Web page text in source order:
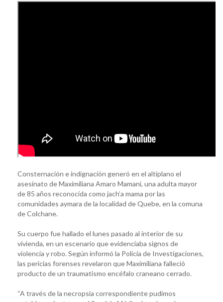
Consternación e indignación generó en el altiplano el
asesinato de Maximiliana Amaro Mamani, una adulta mayor
de 85 años reconocida como jach’a mama por las
comunidades aymara de la localidad de Quebe, en la comuna
de Colchane.
Su cuerpo fue hallado el lunes pasado al interior de su
vivienda, en un escenario que evidenciaba signos de
violencia y robo. Según informó la Policía de Investigaciones,
las pericias forenses revelaron que Maximiliana falleció
producto de un traumatismo encéfalo craneano cerrado.
“A través de la necropsia correspondiente pudimos